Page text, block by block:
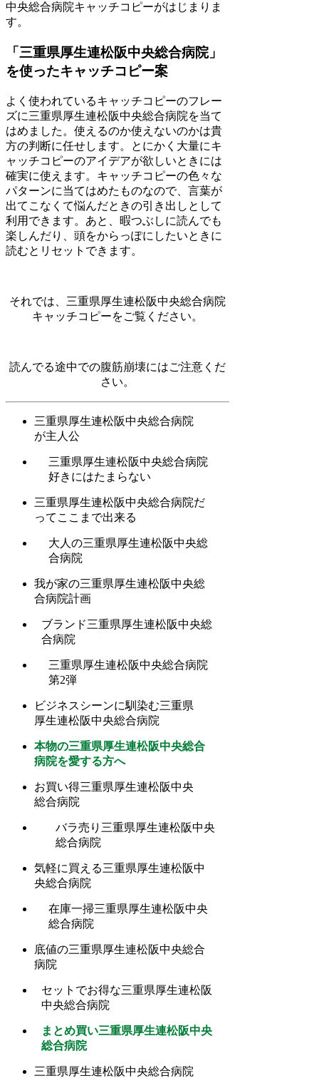
中央総合病院キャッチコピーがはじまりま
す。
「三重県厚生連松阪中央総合病院」
を使ったキャッチコピー案
よく使われているキャッチコピーのフレー
ズに三重県厚生連松阪中央総合病院を当て
はめました。使えるのか使えないのかは貴
方の判断に任せします。とにかく大量にキ
ャッチコピーのアイデアが欲しいときには
確実に使えます。キャッチコピーの色々な
パターンに当てはめたものなので、言葉が
出てこなくて悩んだときの引き出しとして
利用できます。あと、暇つぶしに読んでも
楽しんだり、頭をからっぽにしたいときに
読むとリセットできます。
それでは、三重県厚生連松阪中央総合病院
キャッチコピーをご覧ください。
読んでる途中での腹筋崩壊にはご注意くだ
さい。
三重県厚生連松阪中央総合病院
が主人公
三重県厚生連松阪中央総合病院
好きにはたまらない
三重県厚生連松阪中央総合病院だ
ってここまで出来る
大人の三重県厚生連松阪中央総
合病院
我が家の三重県厚生連松阪中央総
合病院計画
ブランド三重県厚生連松阪中央総
合病院
三重県厚生連松阪中央総合病院
第2弾
ビジネスシーンに馴染む三重県
厚生連松阪中央総合病院
本物の三重県厚生連松阪中央総合
病院を愛する方へ
お買い得三重県厚生連松阪中央
総合病院
バラ売り三重県厚生連松阪中央
総合病院
気軽に買える三重県厚生連松阪中
央総合病院
在庫一掃三重県厚生連松阪中央
総合病院
底値の三重県厚生連松阪中央総合
病院
セットでお得な三重県厚生連松阪
中央総合病院
まとめ買い三重県厚生連松阪中央
総合病院
三重県厚生連松阪中央総合病院